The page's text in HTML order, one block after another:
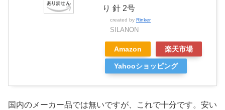
り 針 2号
created by Rinker
SILANON
Amazon 楽天市場
Yahooショッピング
国内のメーカー品では無いですが、これで十分です。安い